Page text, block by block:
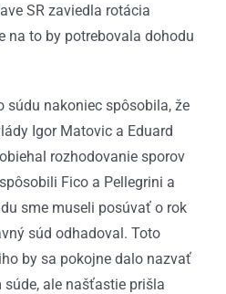
SR zaviedla rotácia
na to by potrebovala dohodu
súdu nakoniec spôsobila, že
Igor Matovic a Eduard
rozhodovanie sporov
Fico a Pellegrini a
sme museli posúvať o rok
súd odhadoval. Toto
by sa pokojne dalo nazvať
ale našťastie prišla